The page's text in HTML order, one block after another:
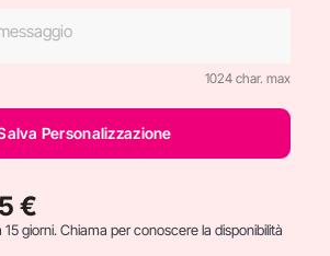
1024 char. max
Personalizzazione
€
15 giorni. Chiama per conoscere la disponibilità